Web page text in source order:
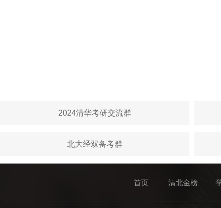
2024清华考研交流群
北大经双备考群
首页 清北金榜